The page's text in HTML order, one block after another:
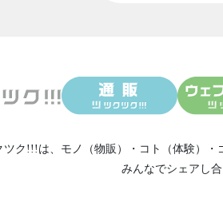
ツク!!!は、 モノ（物販） ・ コト（体験） ・
みんなでシェアし合